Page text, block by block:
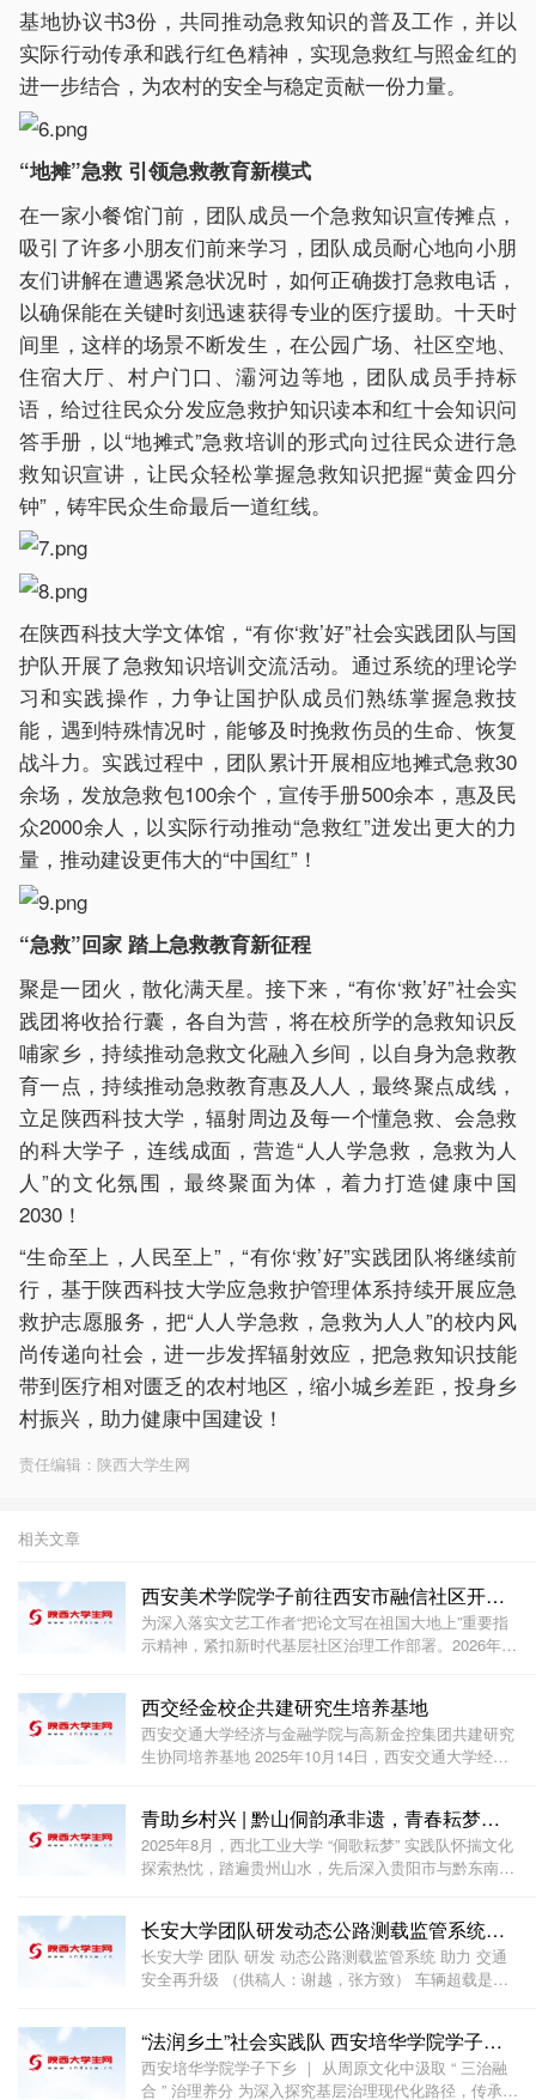
基地协议书3份，共同推动急救知识的普及工作，并以
实际行动传承和践行红色精神，实现急救红与照金红的
进一步结合，为农村的安全与稳定贡献一份力量。
“地摊”急救 引领急救教育新模式
在一家小餐馆门前，团队成员一个急救知识宣传摊点，
吸引了许多小朋友们前来学习，团队成员耐心地向小朋
友们讲解在遭遇紧急状况时，如何正确拨打急救电话，
以确保能在关键时刻迅速获得专业的医疗援助。十天时
间里，这样的场景不断发生，在公园广场、社区空地、
住宿大厅、村户门口、灞河边等地，团队成员手持标
语，给过往民众分发应急救护知识读本和红十会知识问
答手册，以“地摊式”急救培训的形式向过往民众进行急
救知识宣讲，让民众轻松掌握急救知识把握“黄金四分
钟”，铸牢民众生命最后一道红线。
在陕西科技大学文体馆，“有你‘救’好”社会实践团队与国
护队开展了急救知识培训交流活动。通过系统的理论学
习和实践操作，力争让国护队成员们熟练掌握急救技
能，遇到特殊情况时，能够及时挽救伤员的生命、恢复
战斗力。实践过程中，团队累计开展相应地摊式急救30
余场，发放急救包100余个，宣传手册500余本，惠及民
众2000余人，以实际行动推动“急救红”迸发出更大的力
量，推动建设更伟大的“中国红”！
“急救”回家 踏上急救教育新征程
聚是一团火，散化满天星。接下来，“有你‘救’好”社会实
践团将收拾行囊，各自为营，将在校所学的急救知识反
哺家乡，持续推动急救文化融入乡间，以自身为急救教
育一点，持续推动急救教育惠及人人，最终聚点成线，
立足陕西科技大学，辐射周边及每一个懂急救、会急救
的科大学子，连线成面，营造“人人学急救，急救为人
人”的文化氛围，最终聚面为体，着力打造健康中国
2030！
“生命至上，人民至上”，“有你‘救’好”实践团队将继续前
行，基于陕西科技大学应急救护管理体系持续开展应急
救护志愿服务，把“人人学急救，急救为人人”的校内风
尚传递向社会，进一步发挥辐射效应，把急救知识技能
带到医疗相对匮乏的农村地区，缩小城乡差距，投身乡
村振兴，助力健康中国建设！
责任编辑：陕西大学生网
相关文章
西安美术学院学子前往西安市融信社区开展实践活动
为深入落实文艺工作者“把论文写在祖国大地上”重要指
示精神，紧扣新时代基层社区治理工作部署。2026年7
拾光巷老旧街巷墙面更新为载体，开展全民共创
西交经金校企共建研究生培养基地
西安交通大学经济与金融学院与高新金控集团共建研究
生协同培养基地 2025年10月14日，西安交通大学经济
经济与金融学院副院长温军教授与高新金控集团董事长
青助乡村兴 | 黔山侗韵承非遗，青春耘梦振乡兴
2025年8月，西北工业大学 “侗歌耘梦” 实践队怀揣文化
探索热忱，踏遍贵州山水，先后深入贵阳市与黔东南苗
载着岁月痕迹，队员们俯身触摸历史与现代交融的长安大学团队研发动态公路测载监管系统助力交通安全再
长安大学 团队 研发 动态公路测载监管系统 助力 交通
安全再升级 （供稿人：谢越，张方致） 车辆超载是威
事件。针对当前公路测载领域 “动态检测难、
“法润乡土”社会实践队 西安培华学院学子下乡｜从周
西安培华学院学子下乡 ｜ 从周原文化中汲取 “ 三治融
合 ” 治理养分 为深入探究基层治理现代化路径，传承中